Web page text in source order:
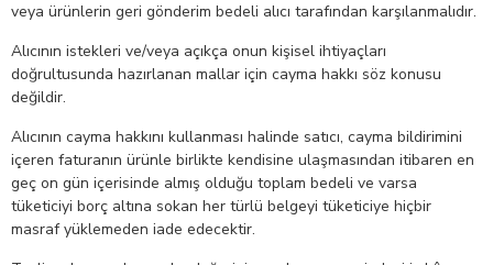
veya ürünlerin geri gönderim bedeli alıcı tarafından karşılanmalıdır.
Alıcının istekleri ve/veya açıkça onun kişisel ihtiyaçları
doğrultusunda hazırlanan mallar için cayma hakkı söz konusu
değildir.
Alıcının cayma hakkını kullanması halinde satıcı, cayma bildirimini
içeren faturanın ürünle birlikte kendisine ulaşmasından itibaren en
geç on gün içerisinde almış olduğu toplam bedeli ve varsa
tüketiciyi borç altına sokan her türlü belgeyi tüketiciye hiçbir
masraf yüklemeden iade edecektir.